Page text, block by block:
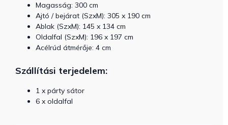
Magasság: 300 cm
Ajtó / bejárat (SzxM): 305 x 190 cm
Ablak (SzxM): 145 x 134 cm
Oldalfal (SzxM): 196 x 197 cm
Acélrúd átmérője: 4 cm
Szállítási terjedelem:
1 x párty sátor
6 x oldalfal